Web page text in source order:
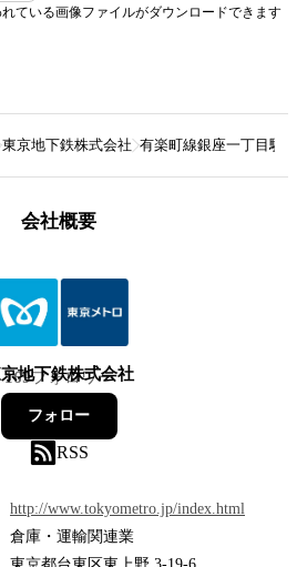
ている画像ファイルがダウンロードできます
東京地下鉄株式会社 有楽町線銀座一丁目駅に
会社概要
地下鉄株式会社
169フォロワー
フォロー
RSS
http://www.tokyometro.jp/index.html
倉庫・運輸関連業